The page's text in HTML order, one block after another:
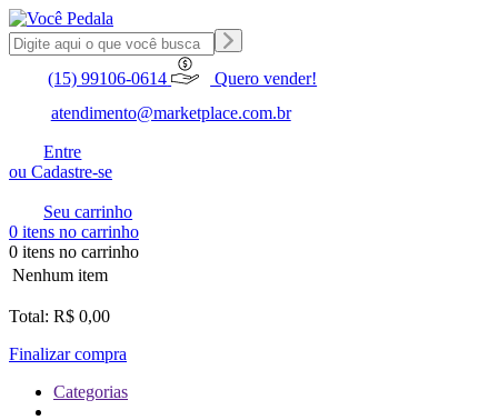
(15) 99106-0614
Quero vender!
atendimento@marketplace.com.br
Entre
ou Cadastre-se
Seu carrinho
0 itens no carrinho
0 itens no carrinho
Nenhum item
Total: R$ 0,00
Finalizar compra
Categorias